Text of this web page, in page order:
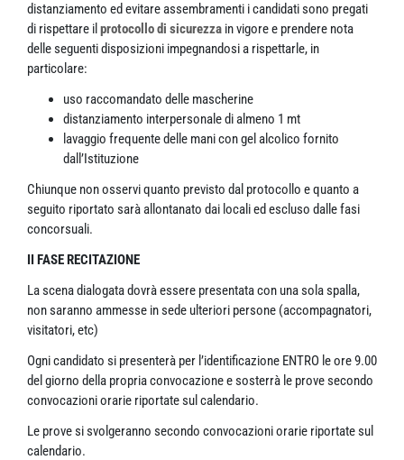
distanziamento ed evitare assembramenti i candidati sono pregati
di rispettare il protocollo di sicurezza in vigore e prendere nota
delle seguenti disposizioni impegnandosi a rispettarle, in
particolare:
uso raccomandato delle mascherine
distanziamento interpersonale di almeno 1 mt
lavaggio frequente delle mani con gel alcolico fornito
dall’Istituzione
Chiunque non osservi quanto previsto dal protocollo e quanto a
seguito riportato sarà allontanato dai locali ed escluso dalle fasi
concorsuali.
II FASE RECITAZIONE
La scena dialogata dovrà essere presentata con una sola spalla,
non saranno ammesse in sede ulteriori persone (accompagnatori,
visitatori, etc)
Ogni candidato si presenterà per l’identificazione ENTRO le ore 9.00
del giorno della propria convocazione e sosterrà le prove secondo
convocazioni orarie riportate sul calendario.
Le prove si svolgeranno secondo convocazioni orarie riportate sul
calendario.